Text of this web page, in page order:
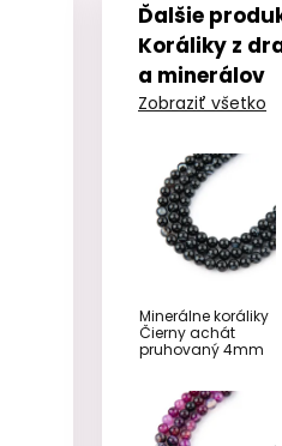
Ďalšie
Koráliky z
a minerálov
Zobraziť všetko
Minerálne koráliky
Čierny achát
pruhovaný 4mm